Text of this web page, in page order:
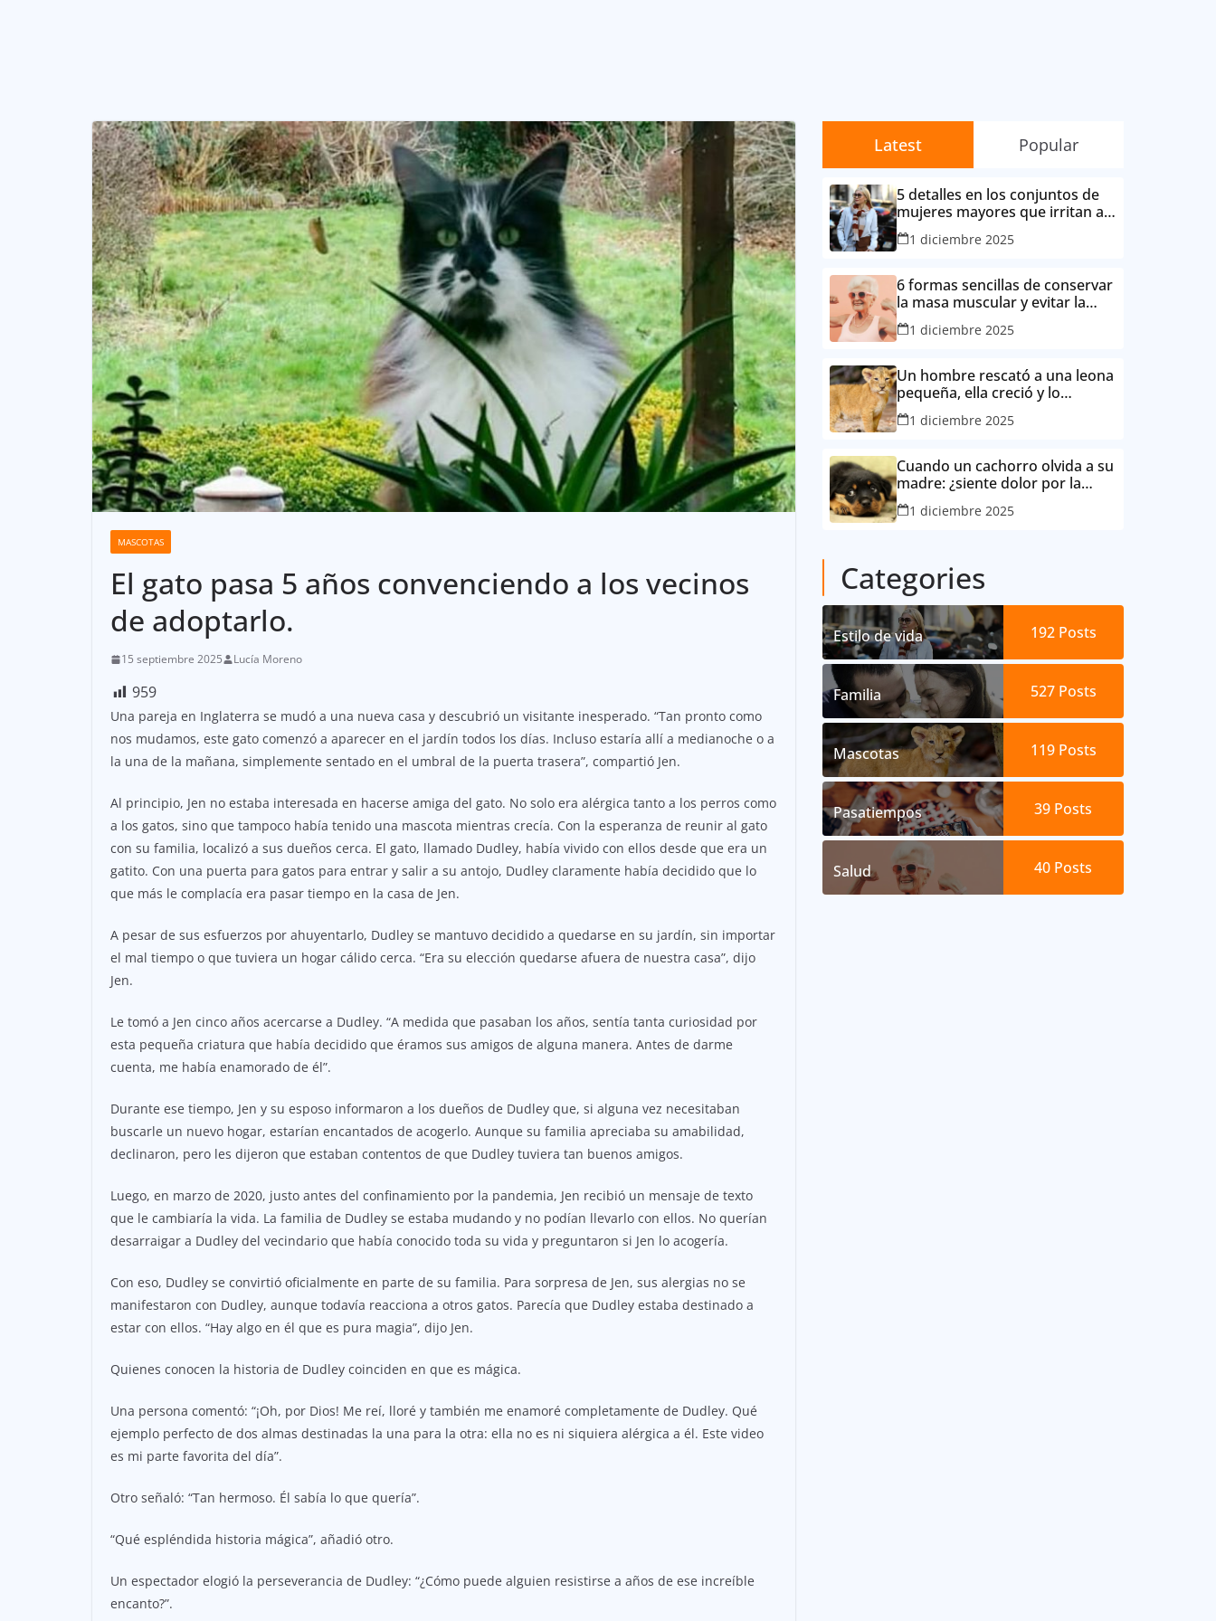
MASCOTAS
El gato pasa 5 años convenciendo a los vecinos
de adoptarlo.
15 septiembre 2025 Lucía Moreno
959
Una pareja en Inglaterra se mudó a una nueva casa y descubrió un visitante inesperado. “Tan pronto como
nos mudamos, este gato comenzó a aparecer en el jardín todos los días. Incluso estaría allí a medianoche o a
la una de la mañana, simplemente sentado en el umbral de la puerta trasera”, compartió Jen.
Al principio, Jen no estaba interesada en hacerse amiga del gato. No solo era alérgica tanto a los perros como
a los gatos, sino que tampoco había tenido una mascota mientras crecía. Con la esperanza de reunir al gato
con su familia, localizó a sus dueños cerca. El gato, llamado Dudley, había vivido con ellos desde que era un
gatito. Con una puerta para gatos para entrar y salir a su antojo, Dudley claramente había decidido que lo
que más le complacía era pasar tiempo en la casa de Jen.
A pesar de sus esfuerzos por ahuyentarlo, Dudley se mantuvo decidido a quedarse en su jardín, sin importar
el mal tiempo o que tuviera un hogar cálido cerca. “Era su elección quedarse afuera de nuestra casa”, dijo
Jen.
Le tomó a Jen cinco años acercarse a Dudley. “A medida que pasaban los años, sentía tanta curiosidad por
esta pequeña criatura que había decidido que éramos sus amigos de alguna manera. Antes de darme
cuenta, me había enamorado de él”.
Durante ese tiempo, Jen y su esposo informaron a los dueños de Dudley que, si alguna vez necesitaban
buscarle un nuevo hogar, estarían encantados de acogerlo. Aunque su familia apreciaba su amabilidad,
declinaron, pero les dijeron que estaban contentos de que Dudley tuviera tan buenos amigos.
Luego, en marzo de 2020, justo antes del confinamiento por la pandemia, Jen recibió un mensaje de texto
que le cambiaría la vida. La familia de Dudley se estaba mudando y no podían llevarlo con ellos. No querían
desarraigar a Dudley del vecindario que había conocido toda su vida y preguntaron si Jen lo acogería.
Con eso, Dudley se convirtió oficialmente en parte de su familia. Para sorpresa de Jen, sus alergias no se
manifestaron con Dudley, aunque todavía reacciona a otros gatos. Parecía que Dudley estaba destinado a
estar con ellos. “Hay algo en él que es pura magia”, dijo Jen.
Quienes conocen la historia de Dudley coinciden en que es mágica.
Una persona comentó: “¡Oh, por Dios! Me reí, lloré y también me enamoré completamente de Dudley. Qué
ejemplo perfecto de dos almas destinadas la una para la otra: ella no es ni siquiera alérgica a él. Este video
es mi parte favorita del día”.
Otro señaló: “Tan hermoso. Él sabía lo que quería”.
“Qué espléndida historia mágica”, añadió otro.
Un espectador elogió la perseverancia de Dudley: “¿Cómo puede alguien resistirse a años de ese increíble
encanto?”.
Latest Popular
5 detalles en los conjuntos de
mujeres mayores que irritan a
sus contemporáneas.
1 diciembre 2025
6 formas sencillas de conservar
la masa muscular y evitar la
degradación corporal por la
edad
1 diciembre 2025
Un hombre rescató a una leona
pequeña, ella creció y lo
consideró su mejor amigo
1 diciembre 2025
Cuando un cachorro olvida a su
madre: ¿siente dolor por la
separación?
1 diciembre 2025
Categories
Estilo de vida 192 Posts
Familia 527 Posts
Mascotas 119 Posts
Pasatiempos 39 Posts
Salud 40 Posts